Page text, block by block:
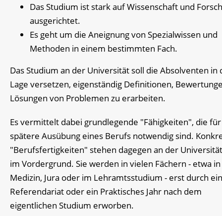
Das Studium ist stark auf Wissenschaft und
ausgerichtet.
Es geht um die Aneignung von Spezialwissen und
Methoden in einem bestimmten Fach.
Das Studium an der Universität soll die Absolventen in
Lage versetzen, eigenständig Definitionen,
Lösungen von Problemen zu erarbeiten.
Es vermittelt dabei grundlegende "Fähigkeiten", die
spätere Ausübung eines Berufs notwendig sind.
"Berufsfertigkeiten" stehen dagegen an der
im Vordergrund. Sie werden in vielen Fächern - etwa in
Medizin, Jura oder im Lehramtsstudium - erst durch ein
Referendariat oder ein Praktisches Jahr nach dem
eigentlichen Studium erworben.